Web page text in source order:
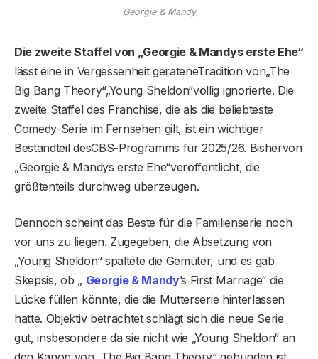
Georgie & Mandy
Die zweite Staffel von „Georgie & Mandys erste Ehe“
lässt eine in Vergessenheit gerateneTradition von„The
Big Bang Theory“„Young Sheldon“völlig ignorierte. Die
zweite Staffel des Franchise, die als die beliebteste
Comedy-Serie im Fernsehen gilt, ist ein wichtiger
Bestandteil desCBS-Programms für 2025/26. Bishervon
„Georgie & Mandys erste Ehe“veröffentlicht, die
größtenteils durchweg überzeugen.
Dennoch scheint das Beste für die Familienserie noch
vor uns zu liegen. Zugegeben, die Absetzung von
„Young Sheldon“ spaltete die Gemüter, und es gab
Skepsis, ob „ Georgie & Mandy’s First Marriage“ die
Lücke füllen könnte, die die Mutterserie hinterlassen
hatte. Objektiv betrachtet schlägt sich die neue Serie
gut, insbesondere da sie nicht wie „Young Sheldon“ an